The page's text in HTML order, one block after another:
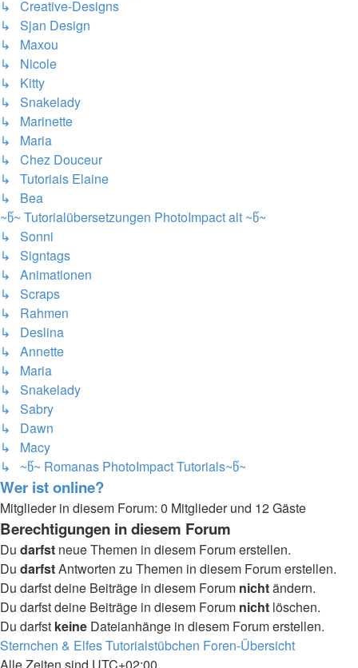
↳ Creative-Designs
↳ Sjan Design
↳ Maxou
↳ Nicole
↳ Kitty
↳ Snakelady
↳ Marinette
↳ Maria
↳ Chez Douceur
↳ Tutoriais Elaine
↳ Bea
~წ~ Tutorialübersetzungen PhotoImpact alt ~წ~
↳ Sonni
↳ Signtags
↳ Animationen
↳ Scraps
↳ Rahmen
↳ Deslina
↳ Annette
↳ Maria
↳ Snakelady
↳ Sabry
↳ Dawn
↳ Macy
↳ ~წ~ Romanas PhotoImpact Tutorials~წ~
Wer ist online?
Mitglieder in diesem Forum: 0 Mitglieder und 12 Gäste
Berechtigungen in diesem Forum
Du darfst neue Themen in diesem Forum erstellen.
Du darfstAntworten zu Themen in diesem Forum erstellen.
Du darfst deine Beiträge in diesem Forum nichtändern.
Du darfst deine Beiträge in diesem Forum nicht löschen.
Du darfst keine Dateianhänge in diesem Forum erstellen.
Sternchen & Elfes Tutorialstübchen Foren-Übersicht